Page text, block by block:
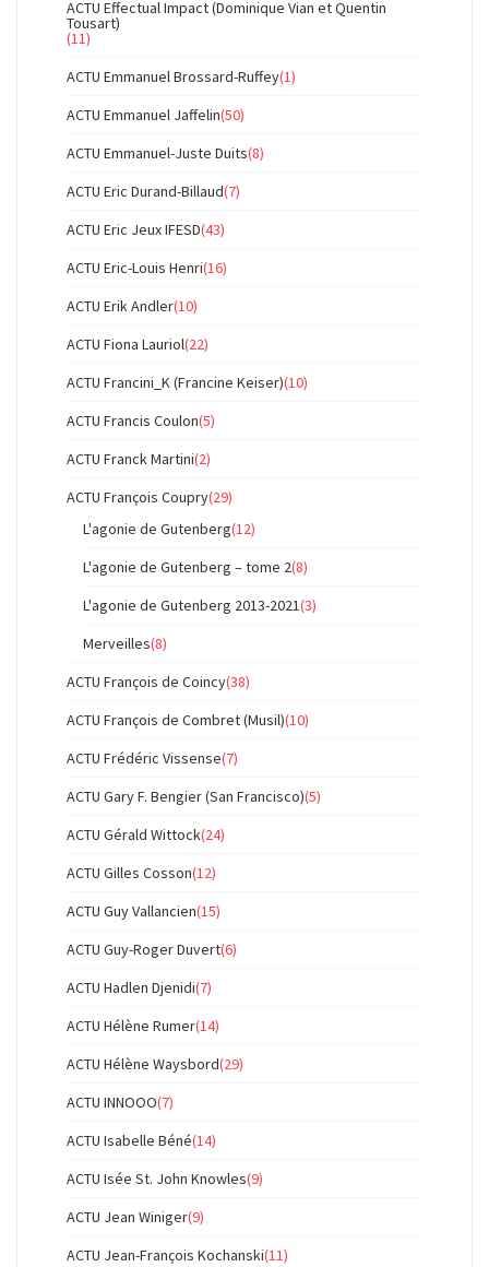
ACTU Effectual Impact (Dominique Vian et Quentin
Tousart)
(11)
ACTU Emmanuel Brossard-Ruffey(1)
ACTU Emmanuel Jaffelin(50)
ACTU Emmanuel-Juste Duits(8)
ACTU Eric Durand-Billaud(7)
ACTU Eric Jeux IFESD(43)
ACTU Eric-Louis Henri(16)
ACTU Erik Andler(10)
ACTU Fiona Lauriol(22)
ACTU Francini_K (Francine Keiser)(10)
ACTU Francis Coulon(5)
ACTU Franck Martini(2)
ACTU François Coupry(29)
L'agonie de Gutenberg(12)
L'agonie de Gutenberg – tome 2(8)
L'agonie de Gutenberg 2013-2021(3)
Merveilles(8)
ACTU François de Coincy(38)
ACTU François de Combret (Musil)(10)
ACTU Frédéric Vissense(7)
ACTU Gary F. Bengier (San Francisco)(5)
ACTU Gérald Wittock(24)
ACTU Gilles Cosson(12)
ACTU Guy Vallancien(15)
ACTU Guy-Roger Duvert(6)
ACTU Hadlen Djenidi(7)
ACTU Hélène Rumer(14)
ACTU Hélène Waysbord(29)
ACTU INNOOO(7)
ACTU Isabelle Béné(14)
ACTU Isée St. John Knowles(9)
ACTU Jean Winiger(9)
ACTU Jean-François Kochanski(11)